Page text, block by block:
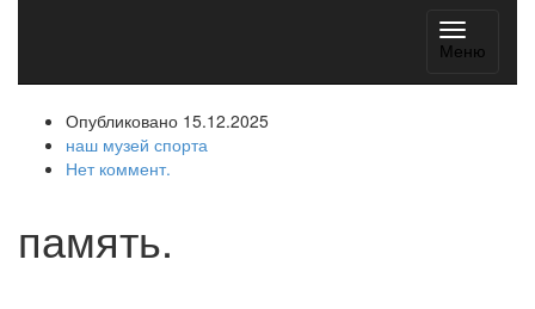
Меню
Опубликовано 15.12.2025
наш музей спорта
Нет коммент.
память.